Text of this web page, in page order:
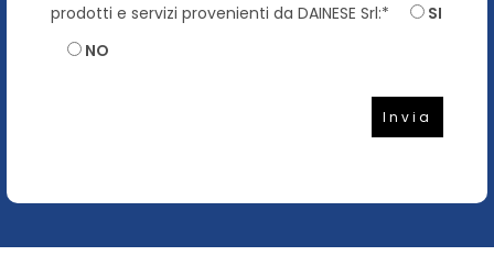
prodotti e servizi provenienti da DAINESE Srl:*
SI
NO